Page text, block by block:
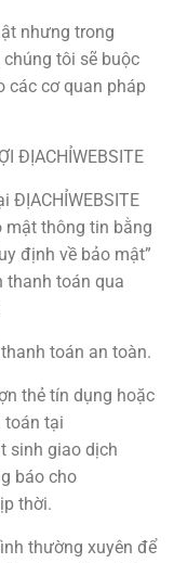
nhưng trong
tôi sẽ buộc
các cơ quan pháp
ĐỊACHỈWEBSITE
ĐỊACHỈWEBSITE
mật thông tin bằng
định về bảo mật”
thanh toán qua
toán an toàn.
thẻ tín dụng hoặc
toán tại
sinh giao dịch
báo cho
thời.
thường xuyên để